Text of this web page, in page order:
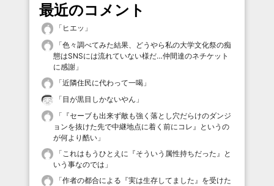
最近のコメント
「 ヒエッ 」
「色々調べてみた結果、どうやら私の大学文化祭の痴
態はSNSには流れていない様だ…仲間達のネチケット
に感謝 」
「近隣住民に代わって一喝 」
「目が黒目しかないやん 」
「 『セーブも出来ず敵も強く落とし穴だらけのダンジ
ョンを抜けた先で中継地点に着く前にコレ』というの
が何より酷い 」
「これはもうひとえに『そういう属性持ちだった』と
いう事なのでは 」
「作者の都合による『実は生存してました』を受けた